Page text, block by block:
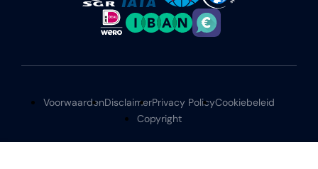
VoorwaardenDisclaimerPrivacy PolicyCookiebeleid
Copyright